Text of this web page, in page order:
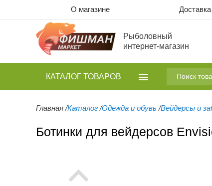
О магазине
Рыболовный
интернет-магазин
КАТАЛОГ ТОВАРОВ
Главная /Каталог /Одежда и обувь /Вейдерсы и
Ботинки для вейдерсов